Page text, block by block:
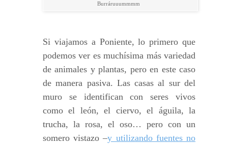
Burráruuummmm
Si viajamos a Poniente, lo primero que
podemos ver es muchísima más variedad
de animales y plantas, pero en este caso
de manera pasiva. Las casas al sur del
muro se identifican con seres vivos
como el león, el ciervo, el águila, la
trucha, la rosa, el oso… pero con un
somero vistazo –y utilizando fuentes no